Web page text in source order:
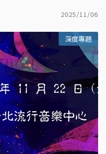
2025/11/06
深度專題